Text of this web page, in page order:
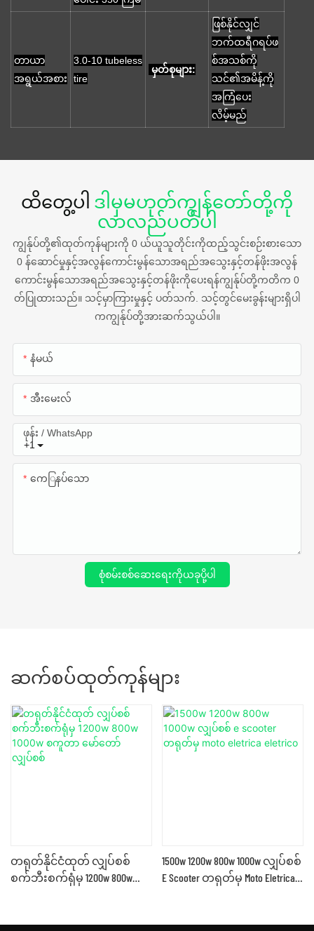
တာယာ
အရွယ်အစား
3.0-10 tubeless
tire
မှတ်စုများ:
ဖြစ်နိုင်လျှင်
ဘက်ထရီဂရပ်ဖ
စ်အသစ်ကို
သင်၏အမိန့်ကို
အကြံပေး
လိမ့်မည်
ထိတွေ့ပါ ဒါမှမဟုတ်ကျွန်တော်တို့ကို
လာလည်ပတ်ပါ
ကျွန်ုပ်တို့၏ထုတ်ကုန်များကို 0 ယ်ယူသူတိုင်းကိုထည့်သွင်းစဉ်းစားသော
0 န်ဆောင်မှုနှင့်အလွန်ကောင်းမွန်သောအရည်အသွေးနှင့်တန်ဖိုးအလွန်
ကောင်းမွန်သောအရည်အသွေးနှင့်တန်ဖိုးကိုပေးရန်ကျွန်ုပ်တို့ကတိက 0
တ်ပြုထားသည်။ သင့်မှာကြားမှုနှင့် ပတ်သက်. သင့်တွင်မေးခွန်းများရှိပါ
ကကျွန်ုပ်တို့အားဆက်သွယ်ပါ။
နံမယ်
အီးမေးလ်
+1
ဖုန်း / WhatsApp
ကေြနပ်သော
စုံစမ်းစစ်ဆေးရေးကိုယခုပို့ပါ
ဆက်စပ်ထုတ်ကုန်များ
တရုတ်နိုင်ငံထုတ် လျှပ်စစ်
စက်ဘီးစက်ရုံမှ 1200w 800w
1500w 1200w 800w 1000w လျှပ်စစ်
E Scooter တရုတ်မှ Moto Eletrica